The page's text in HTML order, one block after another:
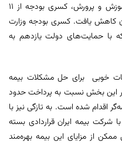
تخصیص حدود ۷۰۰۰ میلیارد تومان به آموزش و پرورش، کسری بودجه از ۱۱
میلیارد تومان کاهش یافت. کسری بودجه وزارت
با حمایت‌های دولت یازدهم به
خوبی برای حل مشکلات بیمه
این بخش نسبت به پرداخت حدود
اقدام شده است. به تازگی نیز با
شرکت بیمه ایران قراردادی بسته
از مزایای این بیمه بهره‌مند